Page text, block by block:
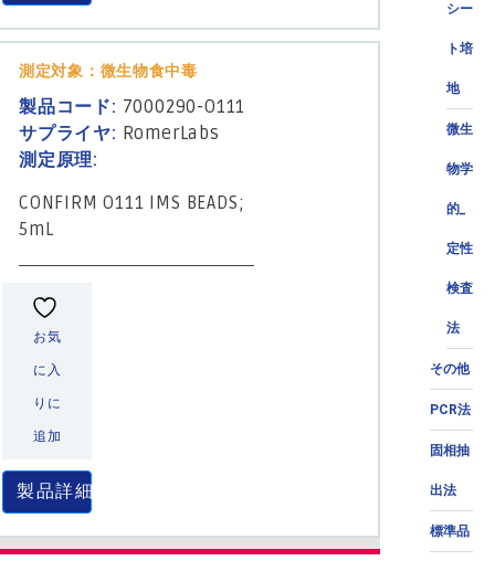
シー
ト培
地
微生
物学
的_
定性
検査
法
その他
PCR法
固相抽
出法
標準品
測定対象：微生物食中毒
製品コード: 7000290-O111
サプライヤ: RomerLabs
測定原理:
CONFIRM O111 IMS BEADS;
5mL
お気
に入
りに
追加
製品詳細